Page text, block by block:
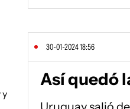
y
30-01-2024 18:56
Así quedó